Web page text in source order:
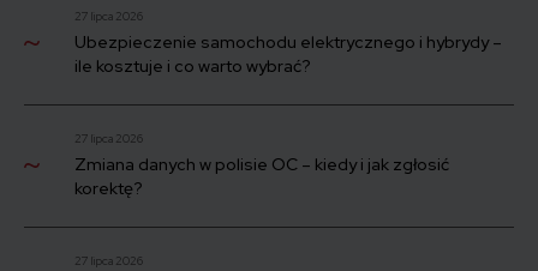
27 lipca 2026
Ubezpieczenie samochodu elektrycznego i hybrydy –
ile kosztuje i co warto wybrać?
27 lipca 2026
Zmiana danych w polisie OC – kiedy i jak zgłosić
korektę?
27 lipca 2026